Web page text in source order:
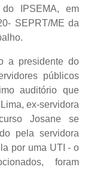
IPSEMA, em
SEPRT/ME da
a presidente do
públicos
auditório que
ex-servidora
Josane se
pela servidora
por uma UTI - o
foram